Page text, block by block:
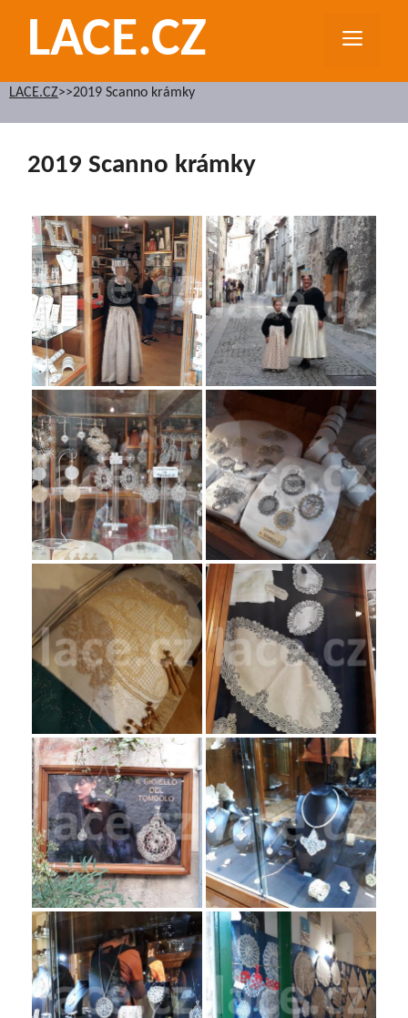
obsahLACE.CZ
LACE.CZ>>2019 Scanno krámky
2019 Scanno krámky